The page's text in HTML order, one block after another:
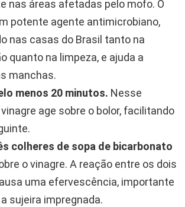
nas áreas afetadas pelo mofo. O
potente agente antimicrobiano,
nas casas do Brasil tanto na
quanto na limpeza, e ajuda a
manchas.
menos 20 minutos. Nesse
age sobre o bolor, facilitando
colheres de sopa de bicarbonato
o vinagre. A reação entre os dois
uma efervescência, importante
sujeira impregnada.